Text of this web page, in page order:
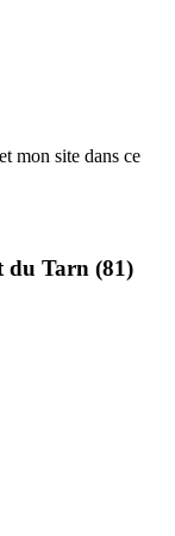
mon site dans ce
du Tarn (81)